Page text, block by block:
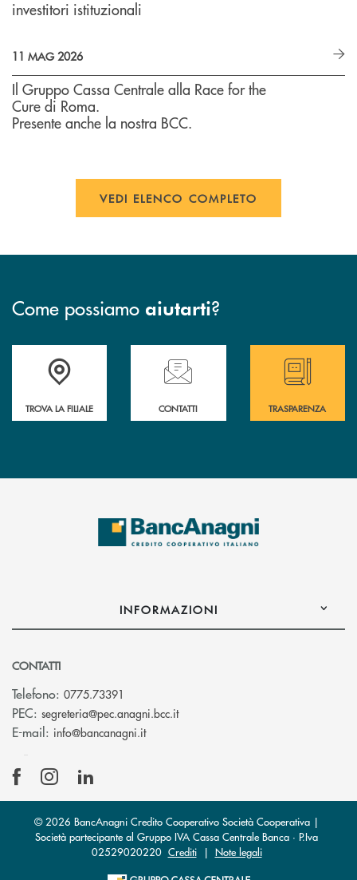
investitori istituzionali
11 MAG 2026
Il Gruppo Cassa Centrale alla Race for the
Cure di Roma.
Presente anche la nostra BCC.
VEDI ELENCO COMPLETO
Come possiamo aiutarti?
Accedi all' elenco completo delle filiali
TROVA LA FILIALE
Hai bisogno di assistenza immediata ?
CONTATTI
Hai bisogno di
TRASPARENZA
INFORMAZIONI
CONTATTI
Telefono: 0775.73391
PEC: segreteria@pec.anagni.bcc.it(si apre l’app di posta
E-mail: info@bancanagni.it(si apre l’app di posta elettronica)
© 2026 BancAnagni Credito Cooperativo Società Cooperativa |
Società partecipante al Gruppo IVA Cassa Centrale Banca · P.Iva
02529020220 Crediti| Note legali